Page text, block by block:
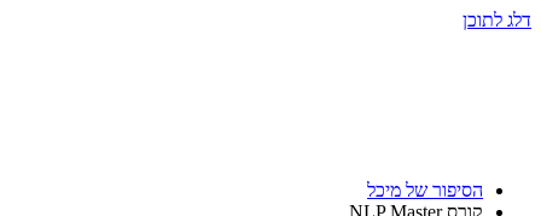
דלג לתוכן
הסיפור של מיכל
קורס NLP Master